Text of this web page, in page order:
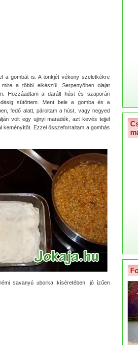
a gombát is. A tönkjét vékony szeletkékre
a többi elkészül. Serpenyőben olajat
Hozzáadtam a darált húst és szaporán
sütöttem. Ment bele a gomba és a
fedő alatt, pároltam a húst, vagy negyed
volt egy ujjnyi maradék, azt kevés tejjel
Ezzel összeforraltam a gombás
savanyú uborka kíséretében, jó ízűen